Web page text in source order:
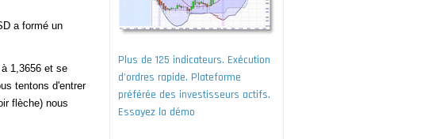
a formé un
1,3656 et se
tentons d'entrer
flèche) nous
Plus de 125 indicateurs. Exécution
d'ordres rapide. Plateforme
préférée des investisseurs actifs.
Essayez la démo